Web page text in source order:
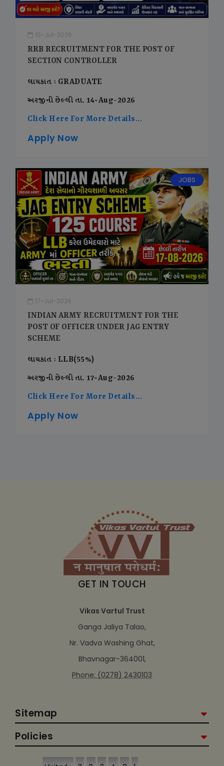
15-Jul-2026
RRB RECRUITMENT FOR THE POST OF
SECTION CONTROLLER
લાયકાત : GRADUATE
અરજીની છેલ્લી તા. 14-Aug-2026
Click Here For More Details...
Apply Now
JOBS
17-Jul-2026
INDIAN ARMY RECRUITMENT FOR THE
POST OF OFFICER UNDER JAG ENTRY
SCHEME
લાયકાત : LLB(55%)
અરજીની છેલ્લી તા. 17-Aug-2026
Click Here For More Details...
Apply Now
GET IN TOUCH
Vikas Vartul Trust
Ganga Jaliya Talao,
Nr. Vadva Washing Ghat,
Bhavnagar-364001,
Phone: (0278) 2430103
Sitemap
Policies